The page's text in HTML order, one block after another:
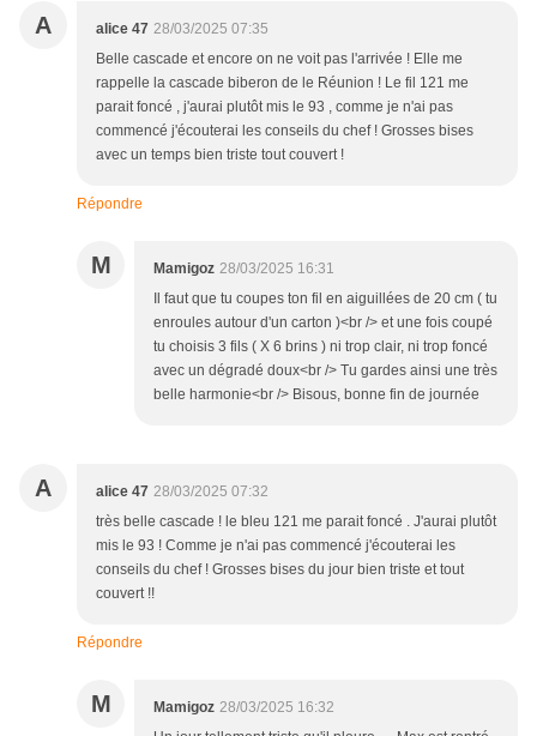
A alice 47 28/03/2025 07:35
Belle cascade et encore on ne voit pas l'arrivée ! Elle me
rappelle la cascade biberon de le Réunion ! Le fil 121 me
parait foncé , j'aurai plutôt mis le 93 , comme je n'ai pas
commencé j'écouterai les conseils du chef ! Grosses bises
avec un temps bien triste tout couvert !
Répondre
M Mamigoz 28/03/2025 16:31
Il faut que tu coupes ton fil en aiguillées de 20 cm ( tu
enroules autour d'un carton )<br /> et une fois coupé
tu choisis 3 fils ( X 6 brins ) ni trop clair, ni trop foncé
avec un dégradé doux<br /> Tu gardes ainsi une très
belle harmonie<br /> Bisous, bonne fin de journée
A alice 47 28/03/2025 07:32
très belle cascade ! le bleu 121 me parait foncé . J'aurai plutôt
mis le 93 ! Comme je n'ai pas commencé j'écouterai les
conseils du chef ! Grosses bises du jour bien triste et tout
couvert !!
Répondre
M Mamigoz 28/03/2025 16:32